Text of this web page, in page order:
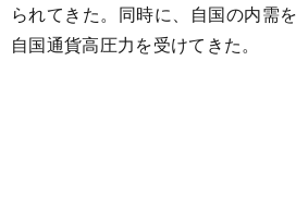
られてきた。同時に、自国の内需
自国通貨高圧力を受けてきた。